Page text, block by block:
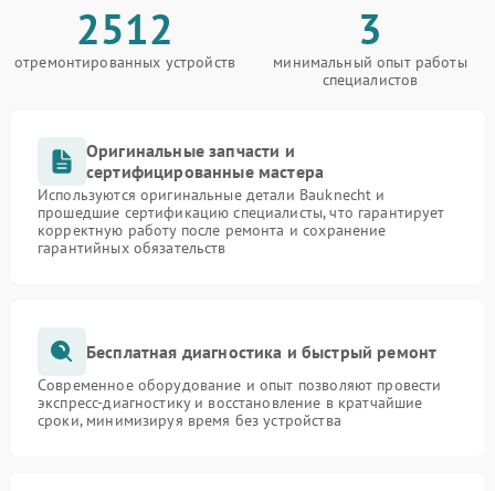
2512
отремонтированных устройств
3
минимальный опыт работы
специалистов
Оригинальные запчасти и
сертифицированные мастера
Используются оригинальные детали Bauknecht и
прошедшие сертификацию специалисты, что гарантирует
корректную работу после ремонта и сохранение
гарантийных обязательств
Бесплатная диагностика и быстрый ремонт
Современное оборудование и опыт позволяют провести
экспресс-диагностику и восстановление в кратчайшие
сроки, минимизируя время без устройства